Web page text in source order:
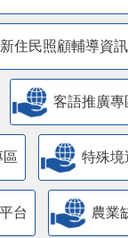
住民照顧輔導資
客語推廣專
區 特殊境
台 農業